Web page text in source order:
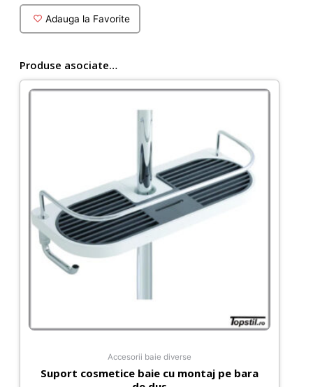
baterie
Adauga la Favorite
Produse asociate…
Accesorii baie diverse
Suport cosmetice baie cu montaj pe bara